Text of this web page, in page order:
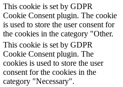
This cookie is set by GDPR
Cookie Consent plugin. The cookie
is used to store the user consent for
the cookies in the category "Other.
This cookie is set by GDPR
Cookie Consent plugin. The
cookies is used to store the user
consent for the cookies in the
category "Necessary".